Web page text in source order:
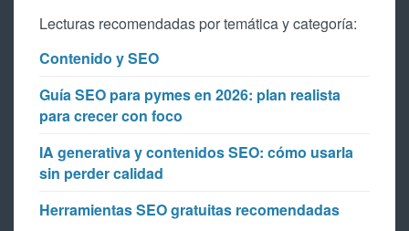
Lecturas recomendadas por temática y categoría:
Contenido y SEO
Guía SEO para pymes en 2026: plan realista
para crecer con foco
IA generativa y contenidos SEO: cómo usarla
sin perder calidad
Herramientas SEO gratuitas recomendadas